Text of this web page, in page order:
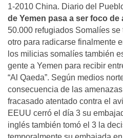
1-2010 China. Diario del
de Yemen pasa a ser foco de
50.000 refugiados Somalíes
otro para radicarse finalmente
los milicias somalíes también
gente a Yemen para recibir
“Al Qaeda”. Según medios
consecuencia de las
fracasado atentado contra el
EEUU cerró el día 3 su
inglés también tomó el 3 la